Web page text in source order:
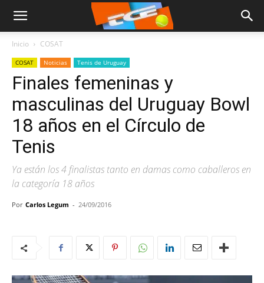
Inicio COSAT
COSAT Noticias Tenis de Uruguay
Finales femeninas y
masculinas del Uruguay Bowl
18 años en el Círculo de
Tenis
Ya están los 4 finalistas tanto en damas como caballeros en
la categoría 18 años
Por Carlos Legum - 24/09/2016